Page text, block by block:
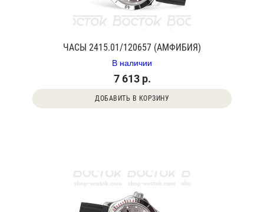
ЧАСЫ 2415.01/120657 (АМФИБИЯ)
В наличии
7 613 р.
ДОБАВИТЬ В КОРЗИНУ